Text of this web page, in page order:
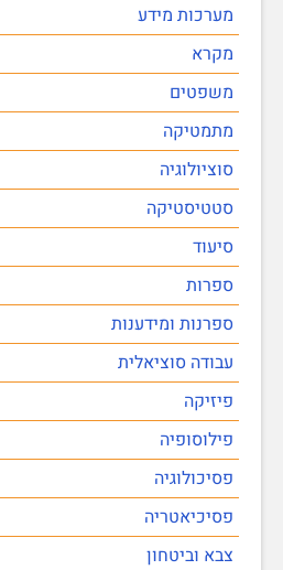
מערכות מידע
מקרא
משפטים
מתמטיקה
סוציולוגיה
סטטיסטיקה
סיעוד
ספרות
ספרנות ומידענות
עבודה סוציאלית
פיזיקה
פילוסופיה
פסיכולוגיה
פסיכיאטריה
צבא וביטחון